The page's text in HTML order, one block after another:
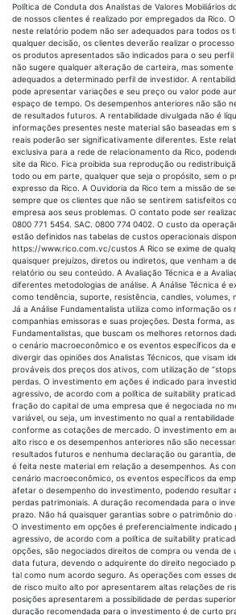
Política de Conduta dos Analistas de Valores Mobiliários
de nossos clientes é realizado por empregados da Rico.
neste relatório podem não ser adequados para todos os
qualquer decisão, os clientes deverão realizar o
os produtos apresentados são indicados para o seu
não sugere qualquer alteração de carteira, mas
adequados a determinado perfil de investidor. A
pode apresentar variações e seu preço ou valor pode
espaço de tempo. Os desempenhos anteriores não são
de resultados futuros. A rentabilidade divulgada não é
informações presentes neste material são baseadas em
reais poderão ser significativamente diferentes. Este
exclusiva para a rede de relacionamento da Rico,
site da Rico. Fica proibida sua reprodução ou
todo ou em parte, qualquer que seja o propósito, sem o
expresso da Rico. A Ouvidoria da Rico tem a missão de
sempre que os clientes que não se sentirem satisfeitos
empresa aos seus problemas. O contato pode ser
0800 771 5454. SAC. 0800 774 0402. O custo da
estão definidos nas tabelas de custos operacionais
https://www.rico.com.vc/custos A Rico se exime de
quaisquer prejuízos, diretos ou indiretos, que venham a
relatório ou seu conteúdo. A Avaliação Técnica e a
diferentes metodologias de análise. A Análise Técnica é
como tendência, suporte, resistência, candles, volumes,
Já a Análise Fundamentalista utiliza como informação os
companhias emissoras e suas projeções. Desta forma,
Fundamentalistas, que buscam os melhores retornos
o cenário macroeconômico e os eventos específicos da
divergir das opiniões dos Analistas Técnicos, que visam
prováveis dos preços dos ativos, com utilização de
perdas. O investimento em ações é indicado para
agressivo, de acordo com a política de suitability
fração do capital de uma empresa que é negociada no
variável, ou seja, um investimento no qual a
conforme as cotações de mercado. O investimento em
alto risco e os desempenhos anteriores não são
resultados futuros e nenhuma declaração ou garantia,
é feita neste material em relação a desempenhos. As
cenário macroeconômico, os eventos específicos da
afetar o desempenho do investimento, podendo resultar
perdas patrimoniais. A duração recomendada para o
prazo. Não há quaisquer garantias sobre o patrimônio
O investimento em opções é preferencialmente indicado
agressivo, de acordo com a política de suitability
opções, são negociados direitos de compra ou venda de
data futura, devendo o adquirente do direito negociado
tal como num acordo seguro. As operações com esses
de risco muito alto por apresentarem altas relações de
posições apresentarem a possibilidade de perdas
duração recomendada para o investimento é de curto